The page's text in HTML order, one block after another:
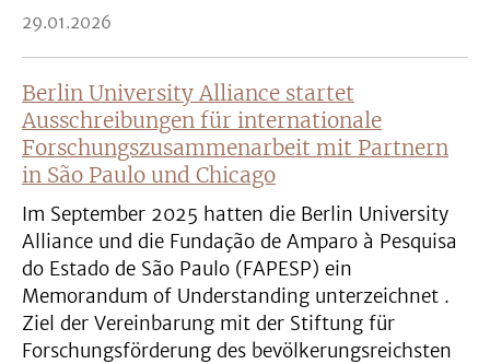
29.01.2026
Berlin University Alliance startet
Ausschreibungen für internationale
Forschungszusammenarbeit mit Partnern
in São Paulo und Chicago
Im September 2025 hatten die Berlin University
Alliance und die Fundação de Amparo à Pesquisa
do Estado de São Paulo (FAPESP) ein
Memorandum of Understanding unterzeichnet .
Ziel der Vereinbarung mit der Stiftung für
Forschungsförderung des bevölkerungsreichsten